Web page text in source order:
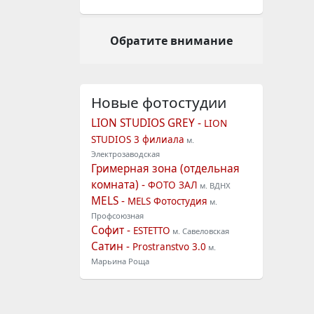
Обратите внимание
Новые фотостудии
LION STUDIOS GREY - LION
STUDIOS 3 филиала м.
Электрозаводская
Гримерная зона (отдельная
комната) - ФОТО ЗАЛ м. ВДНХ
MELS - MELS Фотостудия м.
Профсоюзная
Софит - ESTETTO м. Савеловская
Сатин - Prostranstvo 3.0 м.
Марьина Роща